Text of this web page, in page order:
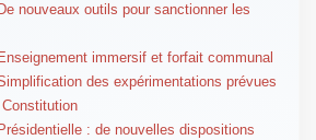
nouveaux outils pour sanctionner les
immersif et forfait communal
des expérimentations prévues
: de nouvelles dispositions